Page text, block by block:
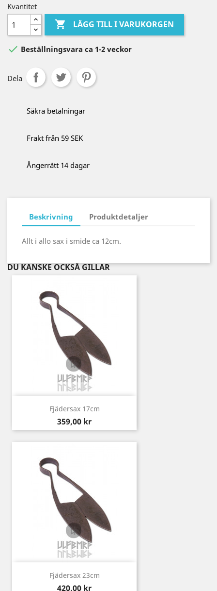
Kvantitet
 LÄGG TILL I VARUKORGEN
 Beställningsvara ca 1-2 veckor
Dela
Säkra betalningar
Frakt från 59 SEK
Ångerrätt 14 dagar
Beskrivning Produktdetaljer
Allt i allo sax i smide ca 12cm.
DU KANSKE OCKSÅ GILLAR
Fjädersax 17cm
Pris
359,00 kr
Fjädersax 23cm
Pris
420,00 kr